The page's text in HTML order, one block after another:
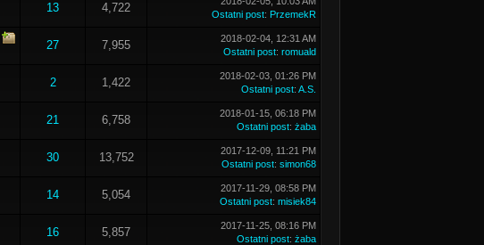
13 4,722
Ostatni post: PrzemekR
27 7,955
2018-02-04, 12:31 AM
Ostatni post: romuald
2 1,422
2018-02-03, 01:26 PM
Ostatni post: A.S.
21 6,758
2018-01-15, 06:18 PM
Ostatni post: żaba
30 13,752
2017-12-09, 11:21 PM
Ostatni post: simon68
14 5,054
2017-11-29, 08:58 PM
Ostatni post: misiek84
16 5,857
2017-11-25, 08:16 PM
Ostatni post: żaba